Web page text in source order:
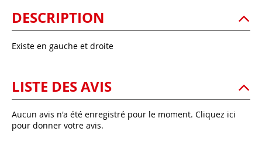
DESCRIPTION
Existe en gauche et droite
LISTE DES AVIS
Aucun avis n'a été enregistré pour le moment. Cliquez ici
pour donner votre avis.